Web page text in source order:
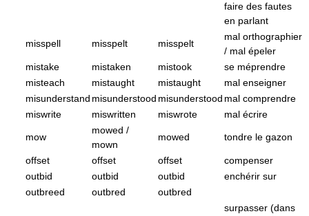
faire des fautes
en parlant
misspell misspelt misspelt
mal orthographier
/ mal épeler
mistake
mistaken mistook
se méprendre
misteach
mistaught mistaught
mal enseigner
misunderstand misunderstood misunderstood mal comprendre
miswrite
miswritten miswrote mal écrire
mow
mowed /
mown
mowed tondre le gazon
offset offset offset
compenser
outbid
outbid outbid
enchérir sur
outbreed
outbred outbred
surpasser (dans